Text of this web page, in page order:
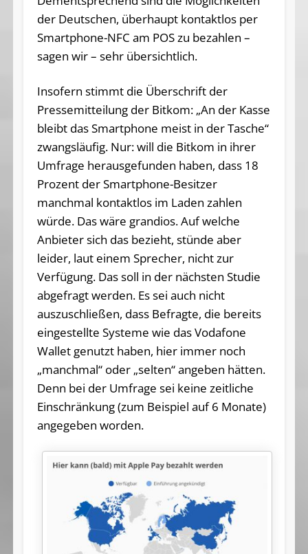
der Deutschen, überhaupt kontaktlos per
Smartphone-NFC am POS zu bezahlen –
sagen wir – sehr übersichtlich.
Insofern stimmt die Überschrift der
Pressemitteilung der Bitkom: „An der Kasse
bleibt das Smartphone meist in der Tasche“
zwangsläufig. Nur: will die Bitkom in ihrer
Umfrage herausgefunden haben, dass 18
Prozent der Smartphone-Besitzer
manchmal kontaktlos im Laden zahlen
würde. Das wäre grandios. Auf welche
Anbieter sich das bezieht, stünde aber
leider, laut einem Sprecher, nicht zur
Verfügung. Das soll in der nächsten Studie
abgefragt werden. Es sei auch nicht
auszuschließen, dass Befragte, die bereits
eingestellte Systeme wie das Vodafone
Wallet genutzt haben, hier immer noch
„manchmal“ oder „selten“ angeben hätten.
Denn bei der Umfrage sei keine zeitliche
Einschränkung (zum Beispiel auf 6 Monate)
angegeben worden.